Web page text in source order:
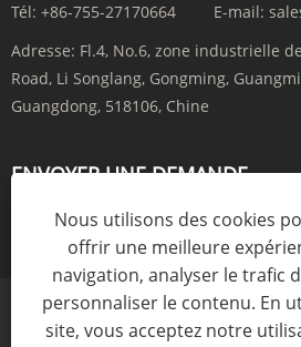
Tél: +86-755-27170664 E-mail:
Adresse: Fl.4, No.6, zone industrielle
Road, Li Songlang, Gongming,
Guangdong, 518106, Chine
ENVOYER UNE DEMANDE
ENQUÊTE MAINTENANT
Links Sitemap RSS XML
Nous utilisons des cookies
offrir une meilleure
navigation, analyser le trafic
personnaliser le contenu. En
site, vous acceptez notre